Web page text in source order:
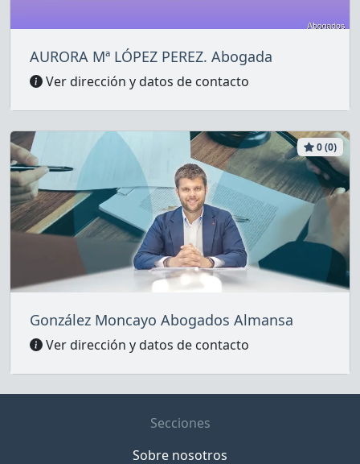
AURORA Mª LÓPEZ PEREZ. Abogada
Ver dirección y datos de contacto
0 (0)
González Moncayo Abogados Almansa
Ver dirección y datos de contacto
Secciones
Sobre nosotros